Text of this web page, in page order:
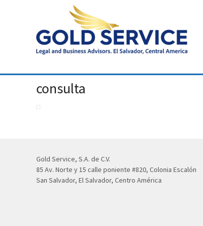
consulta
Gold Service, S.A. de C.V.
85 Av. Norte y 15 calle poniente #820, Colonia Escalón
San Salvador, El Salvador, Centro América